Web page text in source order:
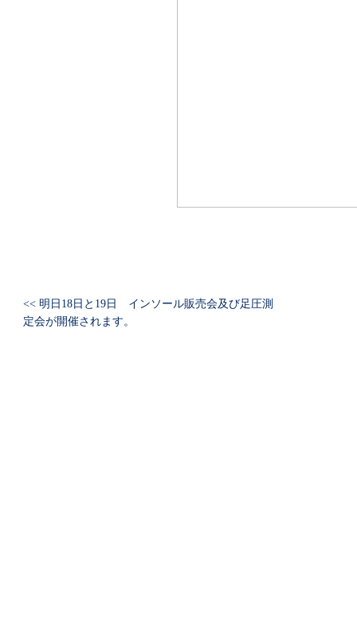
<< 明日18日と19日 インソール販売会及び足圧測
定会が開催されます。